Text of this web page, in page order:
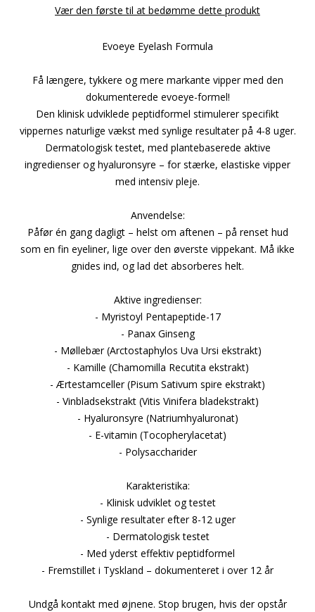
Vær den første til at bedømme dette produkt
Evoeye Eyelash Formula
Få længere, tykkere og mere markante vipper med den
dokumenterede evoeye-formel!
Den klinisk udviklede peptidformel stimulerer specifikt
vippernes naturlige vækst med synlige resultater på 4-8 uger.
Dermatologisk testet, med plantebaserede aktive
ingredienser og hyaluronsyre – for stærke, elastiske vipper
med intensiv pleje.
Anvendelse:
Påfør én gang dagligt – helst om aftenen – på renset hud
som en fin eyeliner, lige over den øverste vippekant. Må ikke
gnides ind, og lad det absorberes helt.
Aktive ingredienser:
- Myristoyl Pentapeptide-17
- Panax Ginseng
- Møllebær (Arctostaphylos Uva Ursi ekstrakt)
- Kamille (Chamomilla Recutita ekstrakt)
- Ærtestamceller (Pisum Sativum spire ekstrakt)
- Vinbladsekstrakt (Vitis Vinifera bladekstrakt)
- Hyaluronsyre (Natriumhyaluronat)
- E-vitamin (Tocopherylacetat)
- Polysaccharider
Karakteristika:
- Klinisk udviklet og testet
- Synlige resultater efter 8-12 uger
- Dermatologisk testet
- Med yderst effektiv peptidformel
- Fremstillet i Tyskland – dokumenteret i over 12 år
Undgå kontakt med øjnene. Stop brugen, hvis der opstår